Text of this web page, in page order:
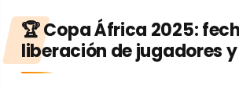
🏆 Copa África 2025:
liberación de jugadores